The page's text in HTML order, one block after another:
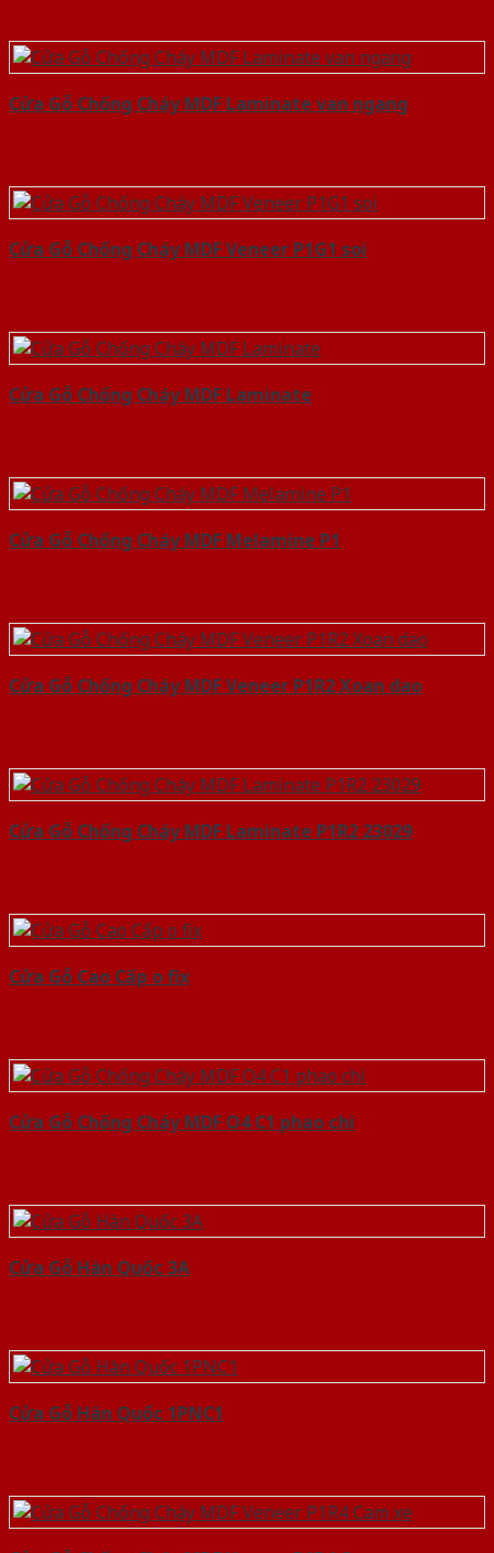
Cửa Gỗ Chống Cháy MDF Laminate van ngang
Cửa Gỗ Chống Cháy MDF Veneer P1G1 soi
Cửa Gỗ Chống Cháy MDF Laminate
Cửa Gỗ Chống Cháy MDF Melamine P1
Cửa Gỗ Chống Cháy MDF Veneer P1R2 Xoan dao
Cửa Gỗ Chống Cháy MDF Laminate P1R2 23029
Cửa Gỗ Cao Cấp o fix
Cửa Gỗ Chống Cháy MDF O4 C1 phao chi
Cửa Gỗ Hàn Quốc 3A
Cửa Gỗ Hàn Quốc 1PNC1